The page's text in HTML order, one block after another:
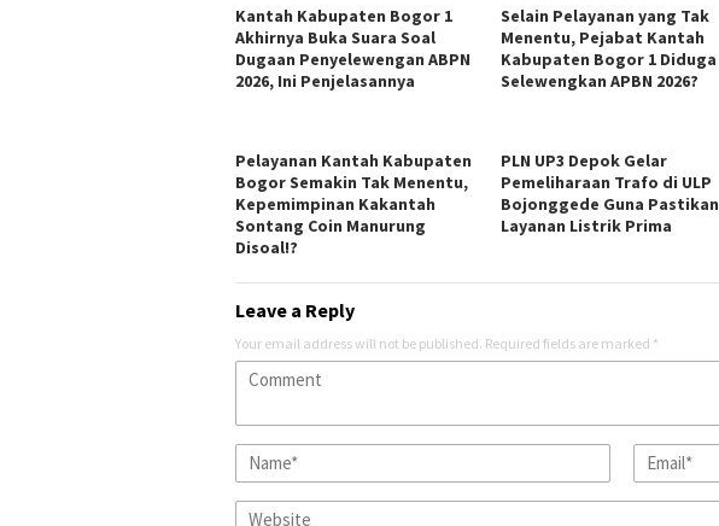
Kantah Kabupaten Bogor 1
Akhirnya Buka Suara Soal
Dugaan Penyelewengan ABPN
2026, Ini Penjelasannya
Selain Pelayanan yang Tak
Menentu, Pejabat Kantah
Kabupaten Bogor 1 Diduga
Selewengkan APBN 2026?
Pelayanan Kantah Kabupaten
Bogor Semakin Tak Menentu,
Kepemimpinan Kakantah
Sontang Coin Manurung
Disoal!?
PLN UP3 Depok Gelar
Pemeliharaan Trafo di ULP
Bojonggede Guna Pastikan
Layanan Listrik Prima
Leave a Reply
Your email address will not be published. Required fields are marked *